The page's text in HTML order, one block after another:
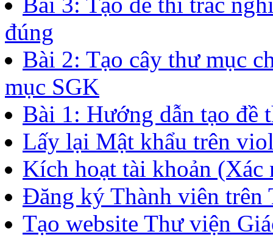
Sau khi đã đăng ký thành
trực tuyến, nếu bạn muốn
dục, Sở Giáo dục, cho cá
giảng điện tử trực tuyến
bạn...
Bài 4: Quản lí ngân
Bài 3: Tạo đề thi trắc
đúng